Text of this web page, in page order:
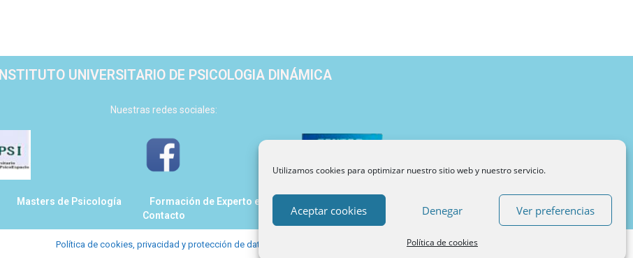
Utilizamos cookies para optimizar nuestro sitio web y nuestro servicio.
Aceptar cookies Denegar Ver preferencias
Política de cookies
INSTITUTO UNIVERSITARIO DE PSICOLOGIA DINÁMICA
Nuestras redes sociales:
Masters de Psicología Formación de Experto en Psicología Blog de Psicología Metodología
Sobre INUPSI
Contacto
Política de cookies, privacidad y protección de datos